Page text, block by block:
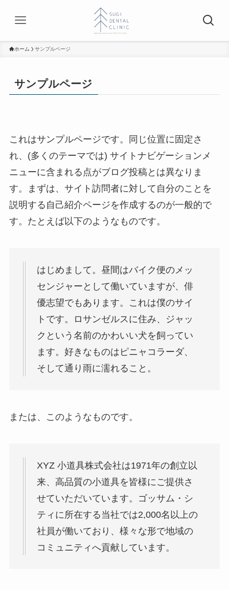
ホーム サンプルページ
サンプルページ
これはサンプルページです。同じ位置に固定さ
れ、(多くのテーマでは) サイトナビゲーションメ
ニューに含まれる点がブログ投稿とは異なりま
す。まずは、サイト訪問者に対して自分のことを
説明する自己紹介ページを作成するのが一般的で
す。たとえば以下のようなものです。
はじめまして。昼間はバイク便のメッ
センジャーとして働いていますが、俳
優志望でもあります。これは僕のサイ
トです。ロサンゼルスに住み、ジャッ
クという名前のかわいい犬を飼ってい
ます。好きなものはピニャコラーダ、
そして通り雨に濡れること。
または、このようなものです。
XYZ 小道具株式会社は1971年の創立以
来、高品質の小道具を皆様にご提供さ
せていただいています。ゴッサム・シ
ティに所在する当社では2,000名以上の
社員が働いており、様々な形で地域の
コミュニティへ貢献しています。